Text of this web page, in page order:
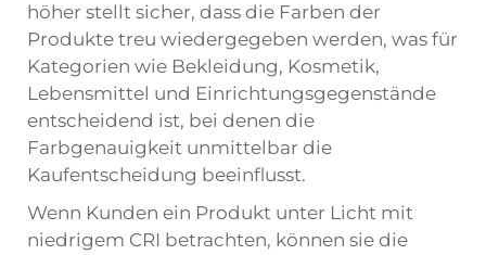
höher stellt sicher, dass die Farben der
Produkte treu wiedergegeben werden, was für
Kategorien wie Bekleidung, Kosmetik,
Lebensmittel und Einrichtungsgegenstände
entscheidend ist, bei denen die
Farbgenauigkeit unmittelbar die
Kaufentscheidung beeinflusst.
Wenn Kunden ein Produkt unter Licht mit
niedrigem CRI betrachten, können sie die